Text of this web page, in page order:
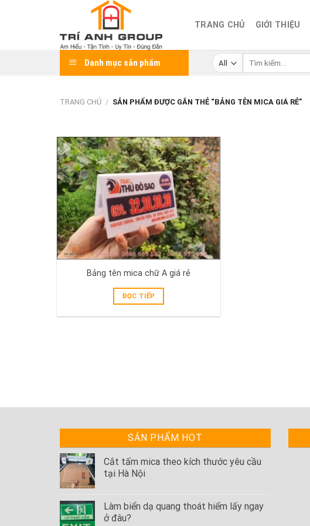
TRANG CHỦ GIỚI THIỆU
Danh mục sản phẩm
TRANG CHỦ / SẢN PHẨM ĐƯỢC GẮN THẺ “BẢNG TÊN MICA GIÁ RẺ”
Bảng tên mica chữ A giá rẻ
ĐỌC TIẾP
SẢN PHẨM HOT
Cắt tấm mica theo kích thước yêu cầu
tại Hà Nội
Làm biển dạ quang thoát hiểm lấy ngay
ở đâu?